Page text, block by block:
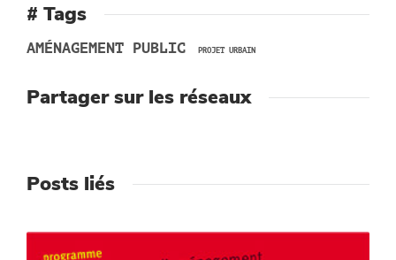
Posts liés
# Tags
AMÉNAGEMENT PUBLIC PROJET URBAIN
Partager sur les réseaux